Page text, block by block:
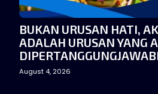
BUKAN URUSAN HATI,
ADALAH URUSAN YANG
August 4, 2026